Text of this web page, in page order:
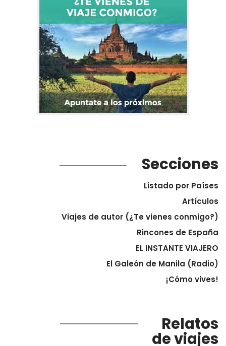
Secciones
Listado por Países
Artículos
Viajes de autor (¿Te vienes conmigo?)
Rincones de España
EL INSTANTE VIAJERO
El Galeón de Manila (Radio)
¡Cómo vives!
Relatos
de viajes